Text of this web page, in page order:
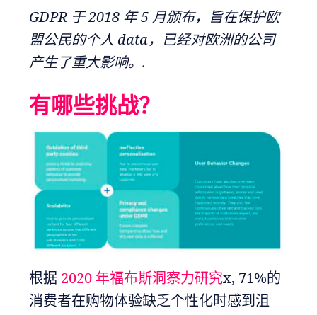
GDPR 于 2018 年 5 月颁布，旨在保护欧
盟公民的个人 data，已经对欧洲的公司
产生了重大影响。.
有哪些挑战？
根据 2020 年福布斯洞察力研究x, 71%的
消费者在购物体验缺乏个性化时感到沮